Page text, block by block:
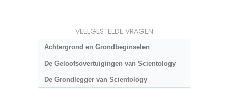
VEELGESTELDE VRAGEN
Achtergrond en Grondbeginselen
De Geloofsovertuigingen van Scientology
De Grondlegger van Scientology